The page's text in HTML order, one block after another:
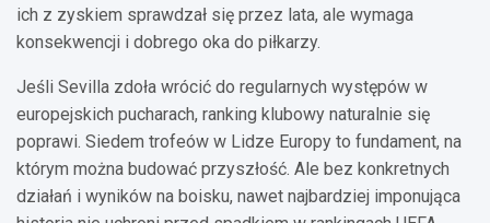
ich z zyskiem sprawdzał się przez lata, ale wymaga
konsekwencji i dobrego oka do piłkarzy.
Jeśli Sevilla zdoła wrócić do regularnych występów w
europejskich pucharach, ranking klubowy naturalnie się
poprawi. Siedem trofeów w Lidze Europy to fundament, na
którym można budować przyszłość. Ale bez konkretnych
działań i wyników na boisku, nawet najbardziej imponująca